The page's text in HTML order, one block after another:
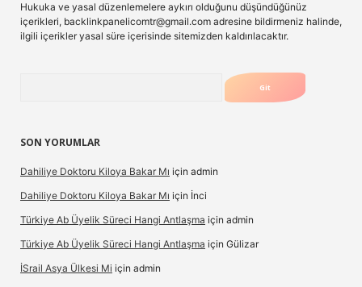
Hukuka ve yasal düzenlemelere aykırı olduğunu düşündüğünüz
içerikleri, backlinkpanelicomtr@gmail.com adresine bildirmeniz halinde,
ilgili içerikler yasal süre içerisinde sitemizden kaldırılacaktır.
SON YORUMLAR
Dahiliye Doktoru Kiloya Bakar Mı için admin
Dahiliye Doktoru Kiloya Bakar Mı için İnci
Türkiye Ab Üyelik Süreci Hangi Antlaşma için admin
Türkiye Ab Üyelik Süreci Hangi Antlaşma için Gülizar
İSrail Asya Ülkesi Mi için admin